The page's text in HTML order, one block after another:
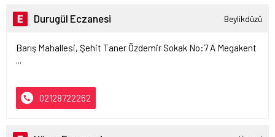
Durugül Eczanesi Beylikdüzü
Barış Mahallesi, Şehit Taner Özdemir Sokak No:7 A Megakent
...
02128722262